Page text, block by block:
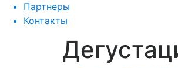
Партнеры
Контакты